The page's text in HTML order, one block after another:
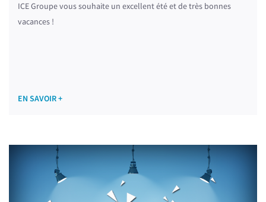
ICE Groupe vous souhaite un excellent été et de très bonnes
vacances !
EN SAVOIR +